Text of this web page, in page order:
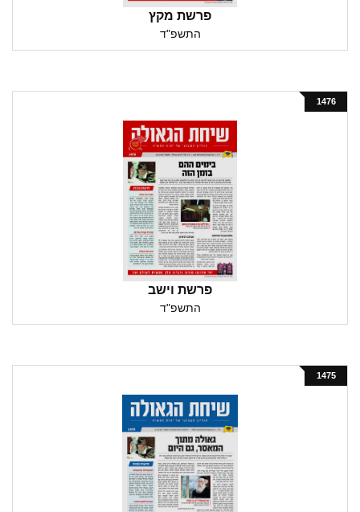
פרשת מקץ
התשפ"ד
1476
פרשת וישב
התשפ"ד
1475